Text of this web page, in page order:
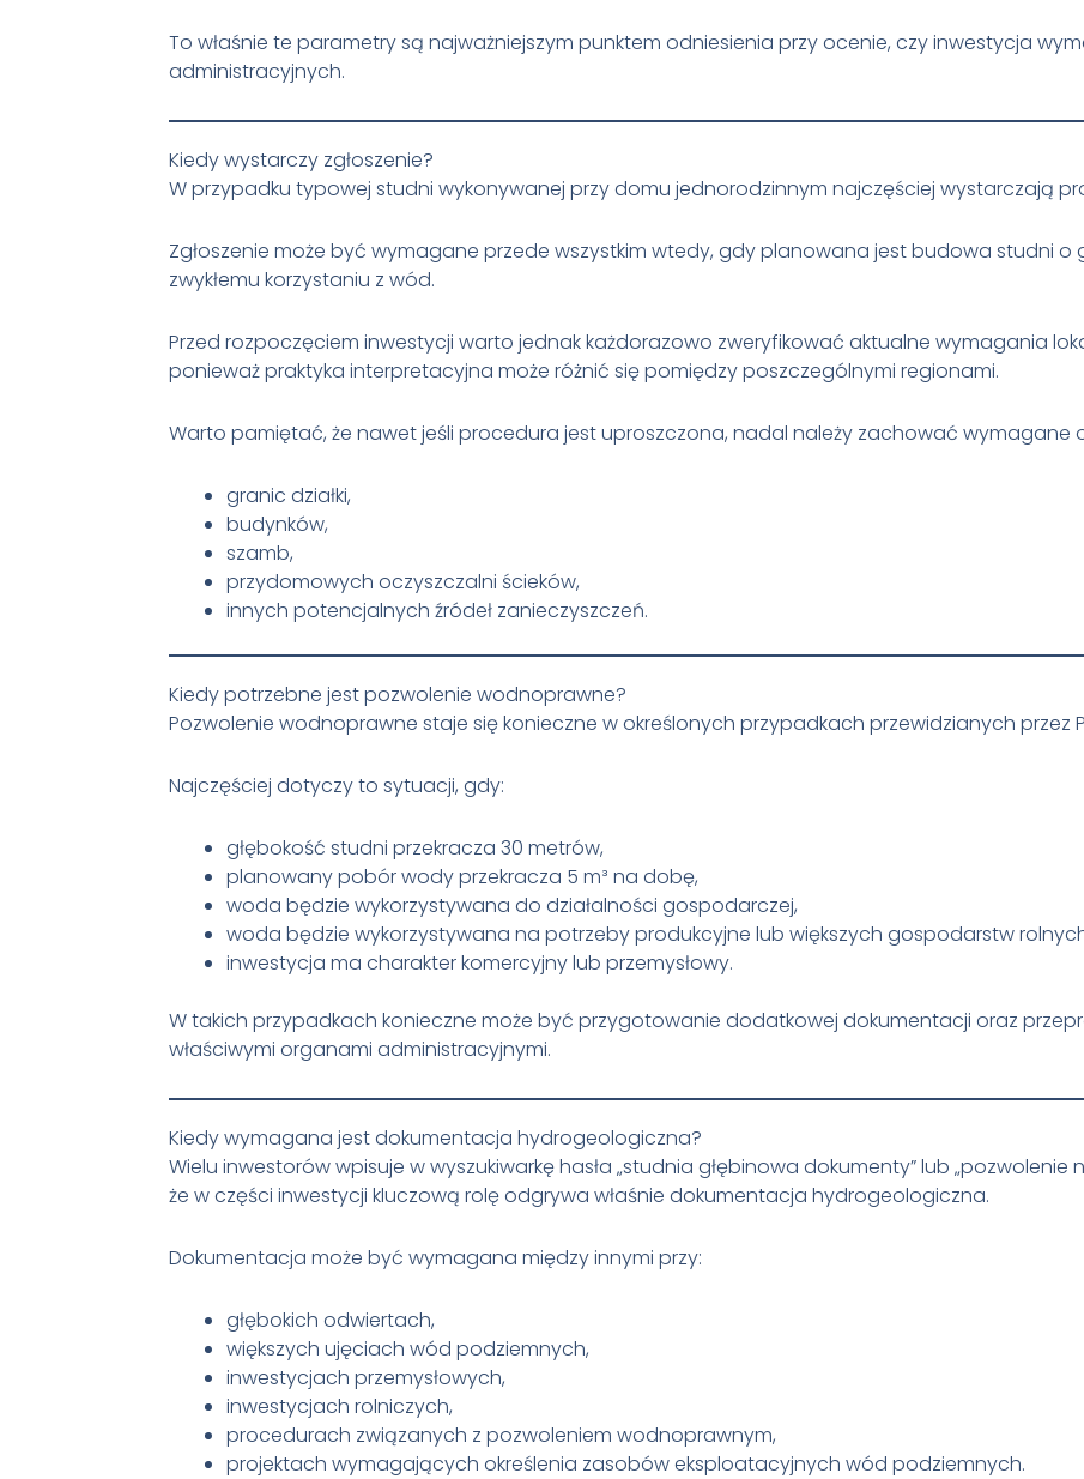
To właśnie te parametry są najważniejszym punktem odniesienia przy ocenie, czy inwestycja
administracyjnych.
Kiedy wystarczy zgłoszenie?
W przypadku typowej studni wykonywanej przy domu jednorodzinnym najczęściej wystarczają
Zgłoszenie może być wymagane przede wszystkim wtedy, gdy planowana jest budowa studni o
zwykłemu korzystaniu z wód.
Przed rozpoczęciem inwestycji warto jednak każdorazowo zweryfikować aktualne wymagania
ponieważ praktyka interpretacyjna może różnić się pomiędzy poszczególnymi regionami.
Warto pamiętać, że nawet jeśli procedura jest uproszczona, nadal należy zachować wymagane
granic działki,
budynków,
szamb,
przydomowych oczyszczalni ścieków,
innych potencjalnych źródeł zanieczyszczeń.
Kiedy potrzebne jest pozwolenie wodnoprawne?
Pozwolenie wodnoprawne staje się konieczne w określonych przypadkach przewidzianych przez
Najczęściej dotyczy to sytuacji, gdy:
głębokość studni przekracza 30 metrów,
planowany pobór wody przekracza 5 m³ na dobę,
woda będzie wykorzystywana do działalności gospodarczej,
woda będzie wykorzystywana na potrzeby produkcyjne lub większych gospodarstw
inwestycja ma charakter komercyjny lub przemysłowy.
W takich przypadkach konieczne może być przygotowanie dodatkowej dokumentacji oraz
właściwymi organami administracyjnymi.
Kiedy wymagana jest dokumentacja hydrogeologiczna?
Wielu inwestorów wpisuje w wyszukiwarkę hasła „studnia głębinowa dokumenty” lub „pozwolenie
że w części inwestycji kluczową rolę odgrywa właśnie dokumentacja hydrogeologiczna.
Dokumentacja może być wymagana między innymi przy:
głębokich odwiertach,
większych ujęciach wód podziemnych,
inwestycjach przemysłowych,
inwestycjach rolniczych,
procedurach związanych z pozwoleniem wodnoprawnym,
projektach wymagających określenia zasobów eksploatacyjnych wód podziemnych.